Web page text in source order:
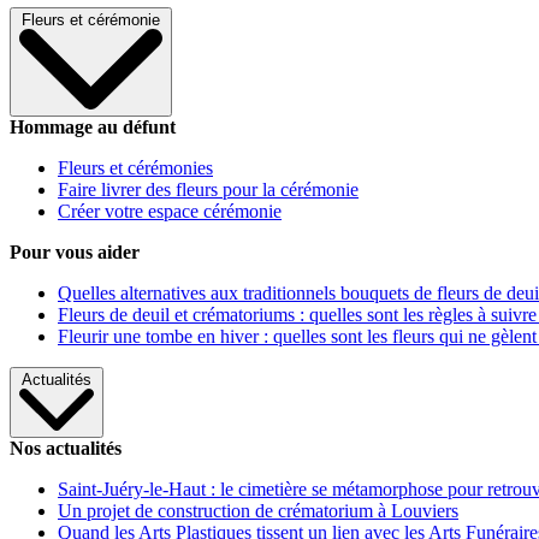
Fleurs et cérémonie
Hommage au défunt
Fleurs et cérémonies
Faire livrer des fleurs pour la cérémonie
Créer votre espace cérémonie
Pour vous aider
Quelles alternatives aux traditionnels bouquets de fleurs de
Fleurs de deuil et crématoriums : quelles sont les règles à
Fleurir une tombe en hiver : quelles sont les fleurs qui ne gèlent
Actualités
Nos actualités
Saint-Juéry-le-Haut : le cimetière se métamorphose pour
Un projet de construction de crématorium à Louviers
Quand les Arts Plastiques tissent un lien avec les Arts